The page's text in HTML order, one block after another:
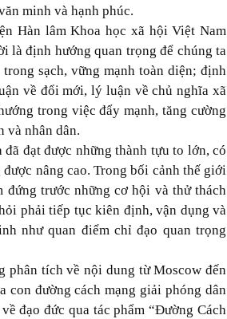
minh và hạnh phúc.
Hàn lâm Khoa học xã hội Việt Nam
là định hướng quan trọng để chúng ta
sạch, vững mạnh toàn diện; định
về đổi mới, lý luận về chủ nghĩa xã
trong việc đẩy mạnh, tăng cường
và nhân dân.
đạt được những thành tựu to lớn, có
nâng cao. Trong bối cảnh thế giới
đứng trước những cơ hội và thử thách
phải tiếp tục kiên định, vận dụng và
như quan điểm chỉ đạo quan trọng
phân tích về nội dung từ Moscow đến
con đường cách mạng giải phóng dân
đạo đức qua tác phẩm “Đường Cách